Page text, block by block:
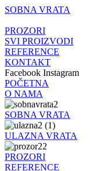
SOBNA VRATA
PROZORI
SVI PROIZVODI
REFERENCE
KONTAKT
Facebook Instagram
POČETNA
O NAMA
SOBNA VRATA
ULAZNA VRATA
PROZORI
REFERENCE